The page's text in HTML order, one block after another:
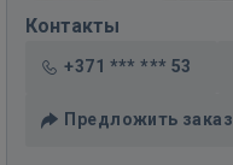
Контакты
+371 *** *** 53
Предложить заказ